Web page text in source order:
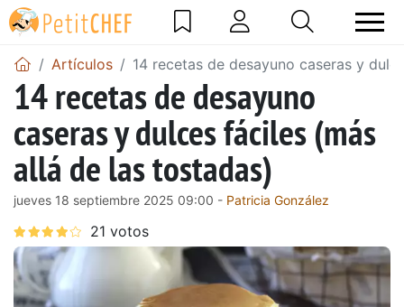
Artículos 14 recetas de desayuno caseras y
14 recetas de desayuno
caseras y dulces fáciles (más
allá de las tostadas)
jueves 18 septiembre 2025 09:00 - Patricia González